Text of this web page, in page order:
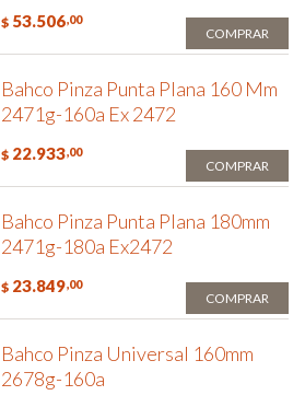
$ 53.506,00
COMPRAR
Bahco Pinza Punta Plana 160 Mm
2471g-160a Ex 2472
$ 22.933,00
COMPRAR
Bahco Pinza Punta Plana 180mm
2471g-180a Ex2472
$ 23.849,00
COMPRAR
Bahco Pinza Universal 160mm
2678g-160a